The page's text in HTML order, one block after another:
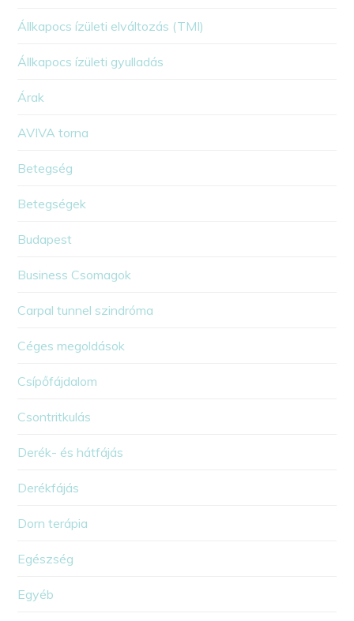
Állkapocs ízületi elváltozás (TMI)
Állkapocs ízületi gyulladás
Árak
AVIVA torna
Betegség
Betegségek
Budapest
Business Csomagok
Carpal tunnel szindróma
Céges megoldások
Csípőfájdalom
Csontritkulás
Derék- és hátfájás
Derékfájás
Dorn terápia
Egészség
Egyéb